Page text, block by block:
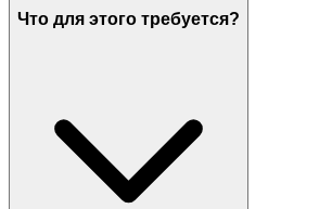
Что для этого требуется?